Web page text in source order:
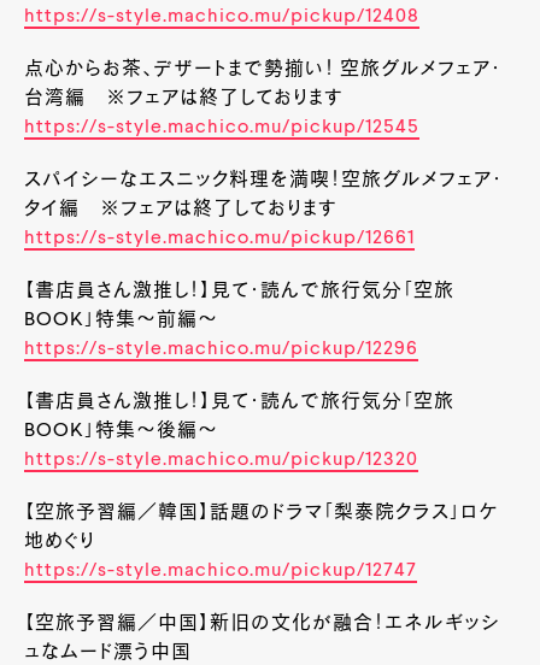
https://s-style.machico.mu/pickup/12408
点心からお茶、デザートまで勢揃い！ 空旅グルメフェア・
台湾編 ※フェアは終了しております
https://s-style.machico.mu/pickup/12545
スパイシーなエスニック料理を満喫！空旅グルメフェア・
タイ編 ※フェアは終了しております
https://s-style.machico.mu/pickup/12661
【書店員さん激推し！】見て・読んで旅行気分「空旅
BOOK」特集～前編～
https://s-style.machico.mu/pickup/12296
【書店員さん激推し！】見て・読んで旅行気分「空旅
BOOK」特集～後編～
https://s-style.machico.mu/pickup/12320
【空旅予習編／韓国】話題のドラマ「梨泰院クラス」ロケ
地めぐり
https://s-style.machico.mu/pickup/12747
【空旅予習編／中国】新旧の文化が融合！エネルギッシ
ュなムード漂う中国